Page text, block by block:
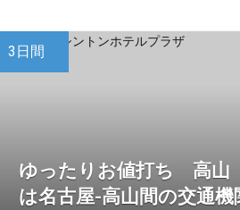
3日間
ゆったりお値打ち 高
は名古屋-高山間の交通